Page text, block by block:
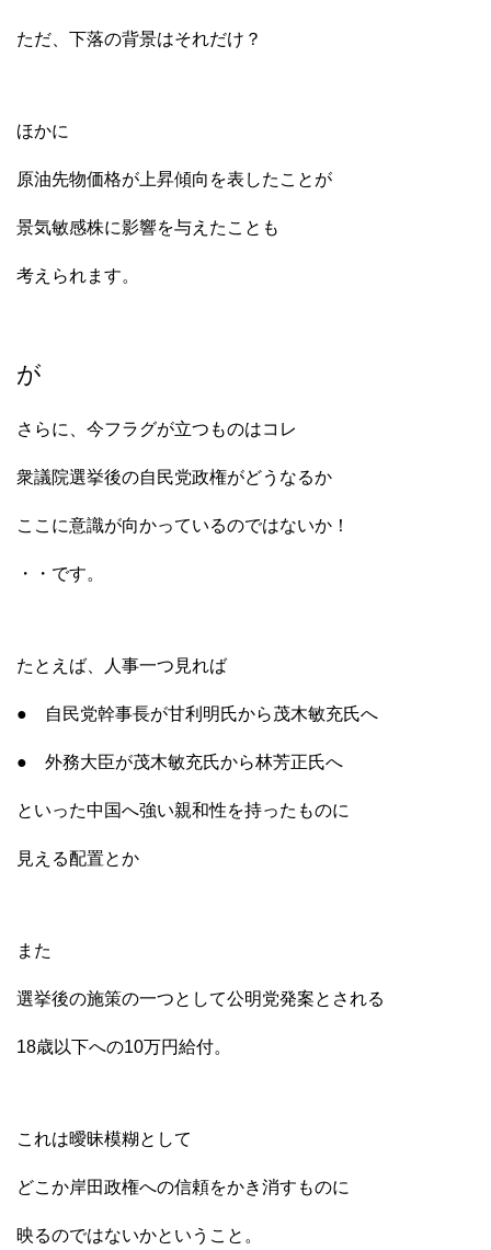
ただ、下落の背景はそれだけ？
ほかに
原油先物価格が上昇傾向を表したことが
景気敏感株に影響を与えたことも
考えられます。
が
さらに、今フラグが立つものはコレ
衆議院選挙後の自民党政権がどうなるか
ここに意識が向かっているのではないか！
・・です。
たとえば、人事一つ見れば
● 自民党幹事長が甘利明氏から茂木敏充氏へ
● 外務大臣が茂木敏充氏から林芳正氏へ
といった中国へ強い親和性を持ったものに
見える配置とか
また
選挙後の施策の一つとして公明党発案とされる
18歳以下への10万円給付。
これは曖昧模糊として
どこか岸田政権への信頼をかき消すものに
映るのではないかということ。